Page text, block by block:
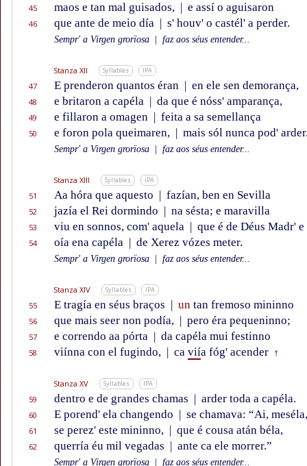
45 maos e tan mal guisados, | e assí o aguisaron
46 que ante de meio día | s' houv' o castél' a perder.
Sempr' a Virgen grorïosa faz aos séus entender...
Stanza XII Syllables IPA
47 E prenderon quantos éran | en ele sen demorança,
48 e britaron a capéla | da que é nóss' amparança,
49 e fillaron a omagen | feita a sa semellança
50 e foron pola queimaren, | mais sól nunca pod'
Sempr' a Virgen grorïosa faz aos séus entender...
Stanza XIII Syllables IPA
51 Aa hóra que aquesto | fazían, ben en Sevilla
52 jazía el Rei dormindo | na sésta; e maravilla
53 viu en sonnos, com' aquela | que é de Déus Madr'
54 oía ena capéla | de Xerez vózes meter.
Sempr' a Virgen grorïosa faz aos séus entender...
Stanza XIV Syllables IPA
55 E tragía en séus braços | un tan fremoso mininno
56 que mais seer non podía, | pero éra pequeninno;
57 e correndo aa pórta | da capéla mui festinno
58 viínna con el fugindo, | ca viía fóg' acender †
Stanza XV Syllables IPA
59 dentro e de grandes chamas | arder toda a capéla.
60 E porend' ela changendo | se chamava: “Ai, meséla,
61 se perez' este mininno, | que é cousa atán béla,
62 querría éu mil vegadas | ante ca ele morrer.”
Sempr' a Virgen grorïosa faz aos séus entender...